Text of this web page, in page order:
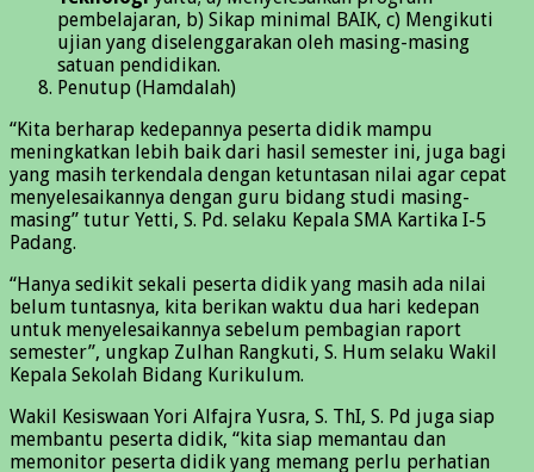
pembelajaran, b) Sikap minimal BAIK, c) Mengikuti
ujian yang diselenggarakan oleh masing-masing
satuan pendidikan.
Penutup (Hamdalah)
“Kita berharap kedepannya peserta didik mampu
meningkatkan lebih baik dari hasil semester ini, juga bagi
yang masih terkendala dengan ketuntasan nilai agar cepat
menyelesaikannya dengan guru bidang studi masing-
masing” tutur Yetti, S. Pd. selaku Kepala SMA Kartika I-5
Padang.
“Hanya sedikit sekali peserta didik yang masih ada nilai
belum tuntasnya, kita berikan waktu dua hari kedepan
untuk menyelesaikannya sebelum pembagian raport
semester”, ungkap Zulhan Rangkuti, S. Hum selaku Wakil
Kepala Sekolah Bidang Kurikulum.
Wakil Kesiswaan Yori Alfajra Yusra, S. ThI, S. Pd juga siap
membantu peserta didik, “kita siap memantau dan
memonitor peserta didik yang memang perlu perhatian